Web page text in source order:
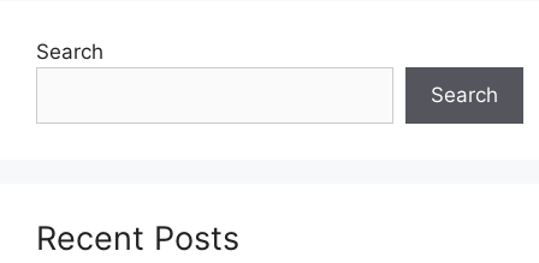
Search
Search
Recent Posts